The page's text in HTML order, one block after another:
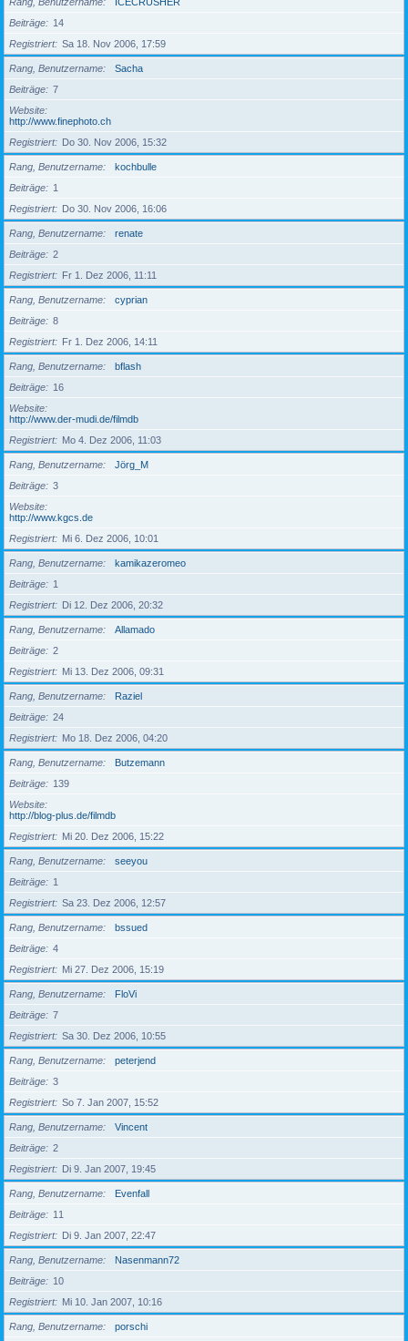
Beiträge
14
Registriert
Sa 18. Nov 2006, 17:59
Rang, Benutzername
Sacha
Beiträge
7
Website
http://www.finephoto.ch
Registriert
Do 30. Nov 2006, 15:32
Rang, Benutzername
kochbulle
Beiträge
1
Registriert
Do 30. Nov 2006, 16:06
Rang, Benutzername
renate
Beiträge
2
Registriert
Fr 1. Dez 2006, 11:11
Rang, Benutzername
cyprian
Beiträge
8
Registriert
Fr 1. Dez 2006, 14:11
Rang, Benutzername
bflash
Beiträge
16
Website
http://www.der-mudi.de/filmdb
Registriert
Mo 4. Dez 2006, 11:03
Rang, Benutzername
Jörg_M
Beiträge
3
Website
http://www.kgcs.de
Registriert
Mi 6. Dez 2006, 10:01
Rang, Benutzername
kamikazeromeo
Beiträge
1
Registriert
Di 12. Dez 2006, 20:32
Rang, Benutzername
Allamado
Beiträge
2
Registriert
Mi 13. Dez 2006, 09:31
Rang, Benutzername
Raziel
Beiträge
24
Registriert
Mo 18. Dez 2006, 04:20
Rang, Benutzername
Butzemann
Beiträge
139
Website
http://blog-plus.de/filmdb
Registriert
Mi 20. Dez 2006, 15:22
Rang, Benutzername
seeyou
Beiträge
1
Registriert
Sa 23. Dez 2006, 12:57
Rang, Benutzername
bssued
Beiträge
4
Registriert
Mi 27. Dez 2006, 15:19
Rang, Benutzername
FloVi
Beiträge
7
Registriert
Sa 30. Dez 2006, 10:55
Rang, Benutzername
peterjend
Beiträge
3
Registriert
So 7. Jan 2007, 15:52
Rang, Benutzername
Vincent
Beiträge
2
Registriert
Di 9. Jan 2007, 19:45
Rang, Benutzername
Evenfall
Beiträge
11
Registriert
Di 9. Jan 2007, 22:47
Rang, Benutzername
Nasenmann72
Beiträge
10
Registriert
Mi 10. Jan 2007, 10:16
Rang, Benutzername
porschi